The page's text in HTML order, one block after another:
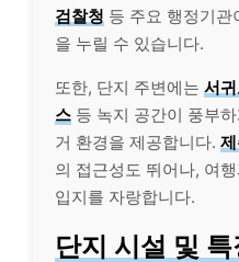
검찰청 등 주요 행정기
을 누릴 수 있습니다.
또한, 단지 주변에는 서
스 등 녹지 공간이 풍부
거 환경을 제공합니다.
의 접근성도 뛰어나, 여
입지를 자랑합니다.
단지 시설 및 특